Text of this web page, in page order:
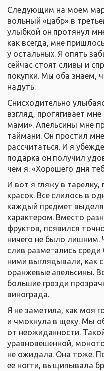
Следующим на моем
вольный «цабр» в
улыбкой он протянул
как всегда, мне
у остальных. Я опять
сейчас стоят сливы и
покупки. Мы оба знаем,
надуть.
Снисходительно
взгляд, протягивает
мами». Апельсины мне
таймани. Он простил
рассчитаться. И я
подарка он получил
чем я. «Хорошего дня
И вот я гляжу в тарелку,
красок. Все слилось в
каждый предмет
характером. Вместо
фруктов, появился
ничего не было лишним.
слив разметались
ними выглядывали, как
оранжевые апельсины.
большие грозди
винограда.
Я не заметила, как моя
и чмокнула в щеку. Мы
от неожиданности.
уравновешенной,
не ожидала. Она тоже.
ее ногти, выщипывала